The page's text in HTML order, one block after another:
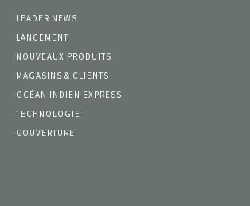
LEADER NEWS
LANCEMENT
NOUVEAUX PRODUITS
MAGASINS & CLIENTS
OCÉAN INDIEN EXPRESS
TECHNOLOGIE
COUVERTURE